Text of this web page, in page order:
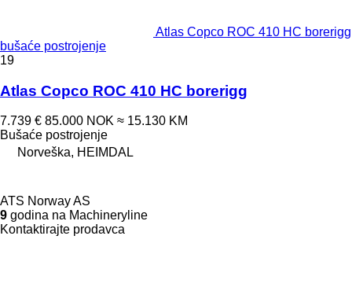
Atlas Copco ROC 410 HC borerigg
bušaće postrojenje
19
Atlas Copco ROC 410 HC borerigg
7.739 € 85.000 NOK ≈ 15.130 KM
Bušaće postrojenje
Norveška, HEIMDAL
ATS Norway AS
9 godina na Machineryline
Kontaktirajte prodavca